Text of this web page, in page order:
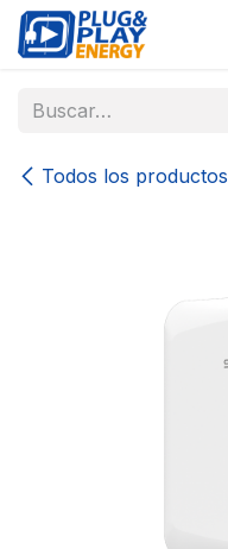
Ir al contenido
Todos los productos